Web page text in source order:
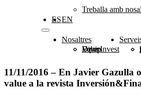
Treballa amb
EN
ES
Nosaltres
DiverInvest
Valors
Equip
11/11/2016 – En Javier Gazulla
value a la revista